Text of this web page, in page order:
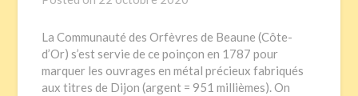
La Communauté des Orfèvres de Beaune (Côte-
d’Or) s’est servie de ce poinçon en 1787 pour
marquer les ouvrages en métal précieux fabriqués
aux titres de Dijon (argent = 951 millièmes). On